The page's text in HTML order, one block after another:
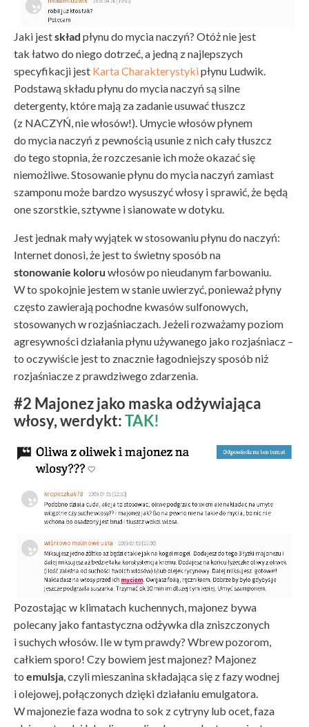
Jaki jestskład płynu do mycia naczyń? Otóż nie jest
tak łatwo do niego dotrzeć, a jedną z najlepszych
specyfikacji jest Karta Charakterystykipłynu Ludwik.
Podstawą składu płynu do mycia naczyń są silne
detergenty, które mają za zadanie usuwać tłuszcz
(z NACZYŃ, nie włosów!). Umycie włosów płynem
do mycia naczyń z pewnością usunie z nich cały tłuszcz
do tego stopnia, że rozczesanie ich może okazać się
niemożliwe. Stosowanie płynu do mycia naczyń zamiast
szamponu może bardzo wysuszyć włosy i sprawić, że będą
one szorstkie, sztywne i sianowate w dotyku.
Jest jednak mały wyjątek w stosowaniu płynu do naczyń:
Internet donosi, że jest to świetny sposób na
stonowanie koloru włosów po nieudanym farbowaniu.
W to spokojnie jestem w stanie uwierzyć, ponieważ płyny
często zawierają pochodne kwasów sulfonowych,
stosowanych w rozjaśniaczach. Jeżeli rozważamy poziom
agresywności działania płynu używanego jako rozjaśniacz –
to oczywiście jest to znacznie łagodniejszy sposób niż
rozjaśniacze z prawdziwego zdarzenia.
#2 Majonez jako maska odżywiająca
włosy, werdykt:TAK!
Pozostając w klimatach kuchennych, majonez bywa
polecany jako fantastyczna odżywka dla zniszczonych
i suchych włosów. Ile w tym prawdy? Wbrew pozorom,
całkiem sporo! Czy bowiem jest majonez? Majonez
to emulsja, czyli mieszanina składająca się z fazy wodnej
i olejowej, połączonych dzięki działaniu emulgatora.
W majonezie faza wodna to sok z cytryny lub ocet, faza